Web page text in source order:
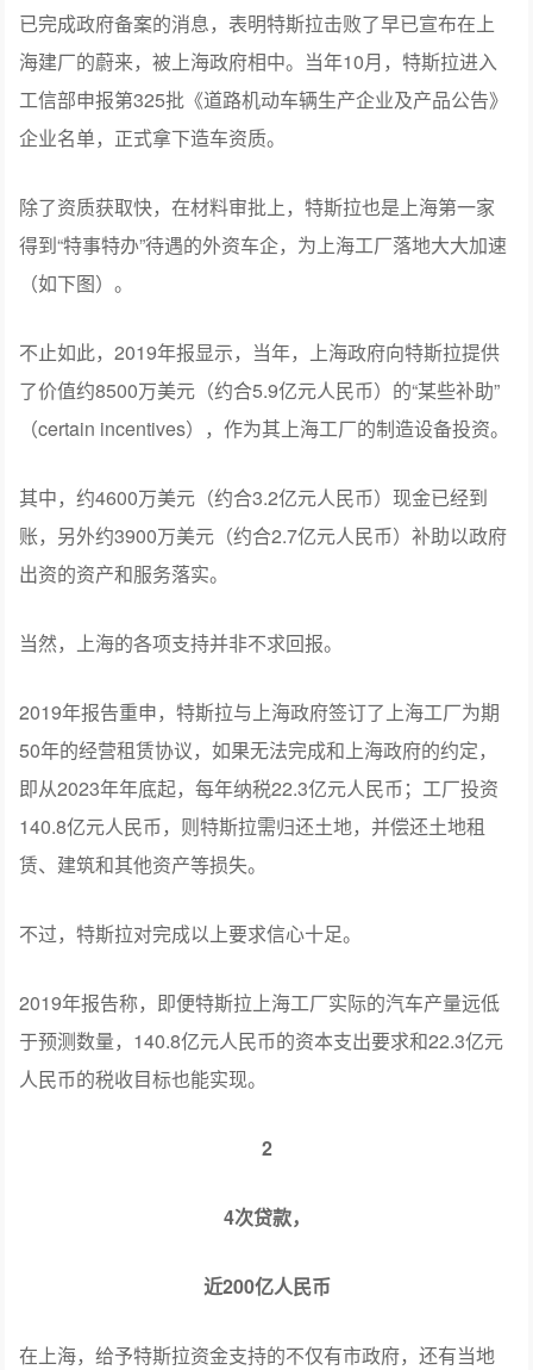
已完成政府备案的消息，表明特斯拉击败了早已宣布在上
海建厂的蔚来，被上海政府相中。当年10月，特斯拉进入
工信部申报第325批《道路机动车辆生产企业及产品公告》
企业名单，正式拿下造车资质。
除了资质获取快，在材料审批上，特斯拉也是上海第一家
得到“特事特办”待遇的外资车企，为上海工厂落地大大加速
（如下图）。
不止如此，2019年报显示，当年，上海政府向特斯拉提供
了价值约8500万美元（约合5.9亿元人民币）的“某些补助”
（certain incentives），作为其上海工厂的制造设备投资。
其中，约4600万美元（约合3.2亿元人民币）现金已经到
账，另外约3900万美元（约合2.7亿元人民币）补助以政府
出资的资产和服务落实。
当然，上海的各项支持并非不求回报。
2019年报告重申，特斯拉与上海政府签订了上海工厂为期
50年的经营租赁协议，如果无法完成和上海政府的约定，
即从2023年年底起，每年纳税22.3亿元人民币；工厂投资
140.8亿元人民币，则特斯拉需归还土地，并偿还土地租
赁、建筑和其他资产等损失。
不过，特斯拉对完成以上要求信心十足。
2019年报告称，即便特斯拉上海工厂实际的汽车产量远低
于预测数量，140.8亿元人民币的资本支出要求和22.3亿元
人民币的税收目标也能实现。
2
4次贷款，
近200亿人民币
在上海，给予特斯拉资金支持的不仅有市政府，还有当地